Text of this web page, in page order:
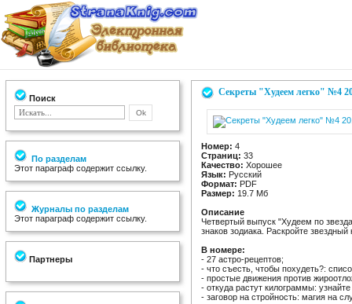
Поиск
По разделам
Этот параграф содержит ссылку.
Журналы по разделам
Этот параграф содержит ссылку.
Партнеры
Секреты "Худеем легко" №4
Номер: 4
Страниц: 33
Качество: Хорошее
Язык: Русский
Формат: PDF
Размер: 19.7 Мб
Описание
Четвертый выпуск "Худеем по
знаков зодиака. Раскройте
В номере:
- 27 астро-рецептов;
- что съесть, чтобы похудеть?:
- простые движения против
- откуда растут килограммы:
- заговор на стройность: магия на